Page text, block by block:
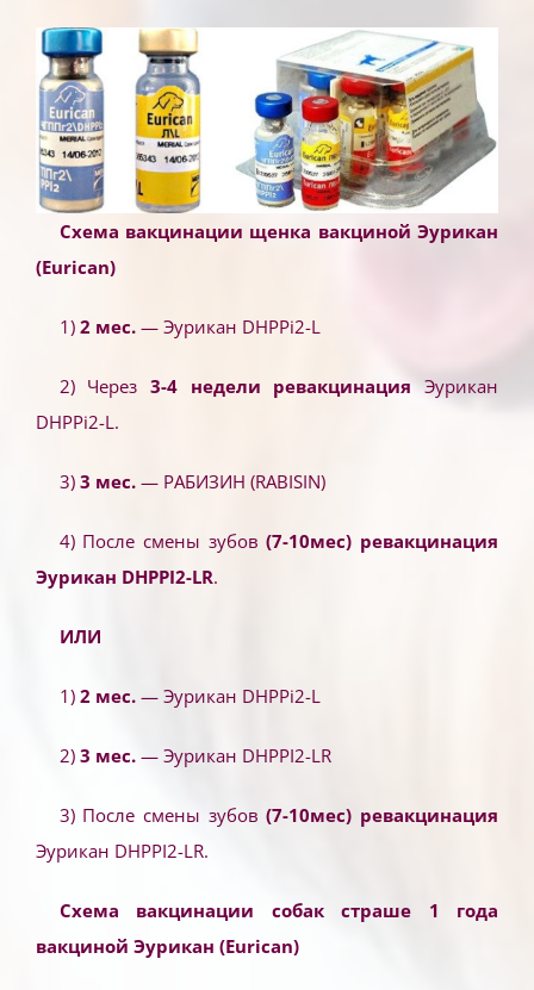
Схема вакцинации щенка вакциной Эурикан
(Eurican)
1)2 мес.— Эурикан DHPPi2-L
2) Через 3-4 недели ревакцинация Эурикан
DHPPi2-L.
3) 3 мес.— РАБИЗИН (RABISIN)
4) После смены зубов (7-10мес) ревакцинация
Эурикан DHPPI2-LR.
ИЛИ
1)2 мес.— Эурикан DHPPi2-L
2)3 мес.— Эурикан DHPPI2-LR
3) После смены зубов(7-10мес) ревакцинация
Эурикан DHPPI2-LR.
Схема вакцинации собак страше 1 года
вакциной Эурикан (Eurican)